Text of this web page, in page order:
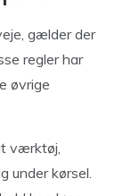
gælder der
regler har
øvrige
værktøj,
under kørsel.